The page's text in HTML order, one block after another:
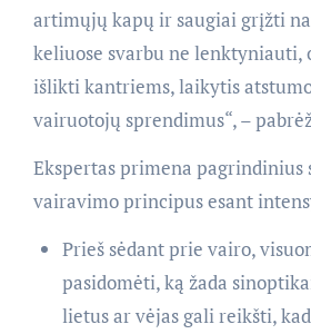
artimųjų kapų ir saugiai grįžti
keliuose svarbu ne lenktyniauti,
išlikti kantriems, laikytis
vairuotojų sprendimus“, –
Ekspertas primena pagrindinius
vairavimo principus esant
Prieš sėdant prie vairo,
pasidomėti, ką žada
lietus ar vėjas gali reikšti,